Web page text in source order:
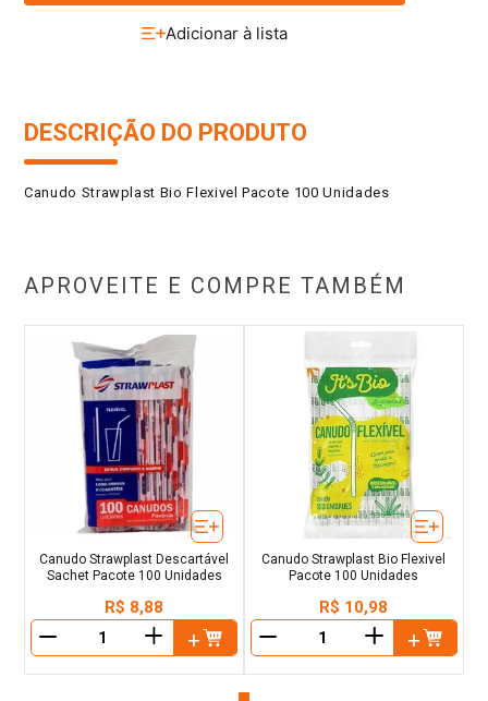
DESCRIÇÃO DO PRODUTO
Canudo Strawplast Bio Flexivel Pacote 100 Unidades
APROVEITE E COMPRE TAMBÉM
Canudo Strawplast Descartável
Sachet Pacote 100 Unidades
R$ 8,88
＋
Canudo Strawplast Bio Flexivel
Pacote 100 Unidades
R$ 10,98
＋